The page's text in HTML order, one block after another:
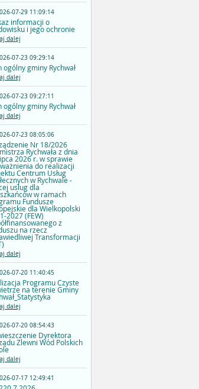
07-29 11:09:14
informacji o
i jego ochronie
dalej
07-23 09:29:14
ogólny gminy Rychwał
dalej
07-23 09:27:11
ogólny gminy Rychwał
dalej
07-23 08:05:06
Nr 18/2026
Rychwała z dnia
2026 r. w sprawie
do realizacji
Centrum Usług
w Rychwale -
uslug dla
w ramach
Fundusze
dla Wielkopolski
2027 (FEW)
z
na rzecz
Transformacji
dalej
07-20 11:40:45
Programu Czyste
na terenie Gminy
dalej
07-20 08:54:43
Dyrektora
Zlewni Wód Polskich
dalej
07-17 12:49:41